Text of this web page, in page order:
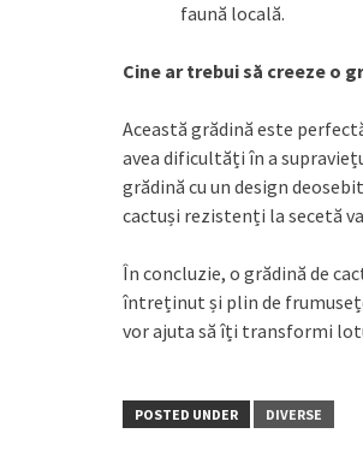
faună locală.
Cine ar trebui să creeze o
Această grădină este
avea dificultăți în a
grădină cu un design
cactuși rezistenți la secetă
În concluzie, o grădină de
întreținut și plin de
vor ajuta să îți transformi
POSTED UNDER DIVERSE